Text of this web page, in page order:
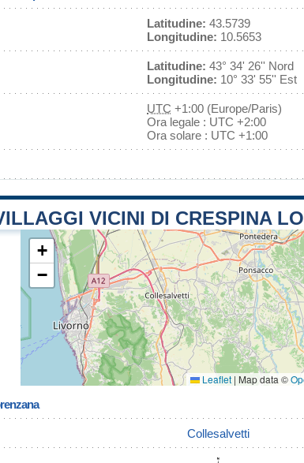
Latitudine: 43.5739
Longitudine: 10.5653
Latitudine: 43° 34' 26'' Nord
Longitudine: 10° 33' 55'' Est
UTC +1:00 (Europe/Paris)
Ora legale : UTC +2:00
Ora solare : UTC +1:00
VICINI DI CRESPINA
+
−
Leaflet | Map data ©
Collesalvetti